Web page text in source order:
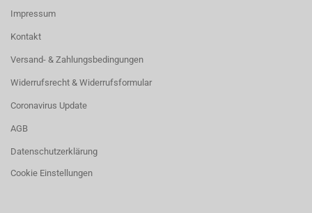
Impressum
Kontakt
Versand- & Zahlungsbedingungen
Widerrufsrecht & Widerrufsformular
Coronavirus Update
AGB
Datenschutzerklärung
Cookie Einstellungen